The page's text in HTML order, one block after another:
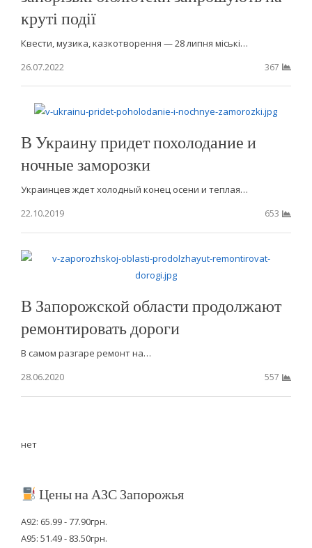
круті події
Квести, музика, казкотворення — 28 липня міські…
26.07.2022
367
В Украину придет похолодание и
ночные заморозки
Украинцев ждет холодный конец осени и теплая…
22.10.2019
653
В Запорожской области продолжают
ремонтировать дороги
В самом разгаре ремонт на…
28.06.2020
557
нет
Цены на АЗС Запорожья
А92: 65.99 - 77.90грн.
А95: 51.49 - 83.50грн.